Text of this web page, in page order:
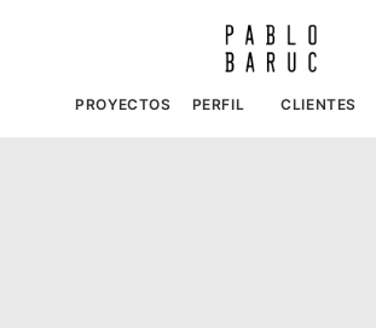
PROYECTOS PERFIL CLIENTES